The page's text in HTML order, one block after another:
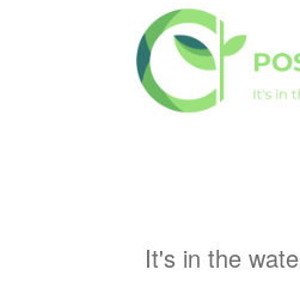
It's in the